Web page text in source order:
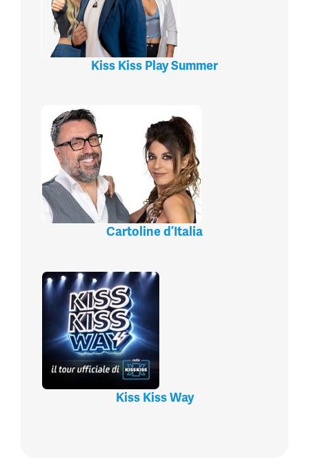
Kiss Kiss Play Summer
Cartoline d’Italia
Kiss Kiss Way